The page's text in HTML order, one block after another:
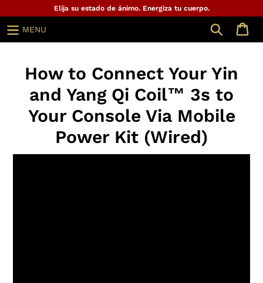
directamente
contenido
Elija su estado de ánimo. Energiza tu cuerpo.
MENU Buscar
How to Connect Your Yin
and Yang Qi Coil™ 3s to
Your Console Via Mobile
Power Kit (Wired)